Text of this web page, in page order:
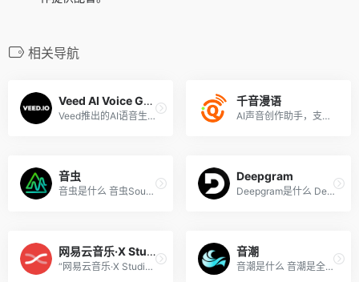
相关导航
Veed AI Voice Generator
Veed推出的AI语音生成器
千音漫语
AI声音创作助手，支持声音克隆
音虫
音虫是什么 音虫SoundBug是一...
Deepgram
Deepgram是什么 Deepgram是一...
网易云音乐·X Studio
“网易云音乐·X Studio”是由网...
音潮
音潮是什么 音潮是全栈自研的...